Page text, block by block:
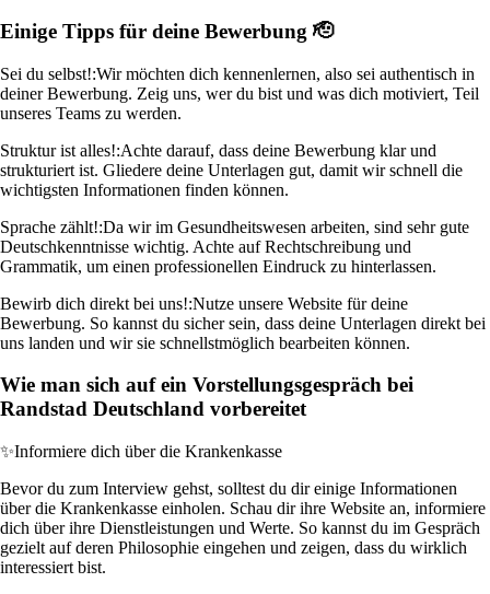
Einige Tipps für deine Bewerbung 🫡
Sei du selbst!:Wir möchten dich kennenlernen, also sei authentisch in
deiner Bewerbung. Zeig uns, wer du bist und was dich motiviert, Teil
unseres Teams zu werden.
Struktur ist alles!:Achte darauf, dass deine Bewerbung klar und
strukturiert ist. Gliedere deine Unterlagen gut, damit wir schnell die
wichtigsten Informationen finden können.
Sprache zählt!:Da wir im Gesundheitswesen arbeiten, sind sehr gute
Deutschkenntnisse wichtig. Achte auf Rechtschreibung und
Grammatik, um einen professionellen Eindruck zu hinterlassen.
Bewirb dich direkt bei uns!:Nutze unsere Website für deine
Bewerbung. So kannst du sicher sein, dass deine Unterlagen direkt bei
uns landen und wir sie schnellstmöglich bearbeiten können.
Wie man sich auf ein Vorstellungsgespräch bei
Randstad Deutschland vorbereitet
✨Informiere dich über die Krankenkasse
Bevor du zum Interview gehst, solltest du dir einige Informationen
über die Krankenkasse einholen. Schau dir ihre Website an, informiere
dich über ihre Dienstleistungen und Werte. So kannst du im Gespräch
gezielt auf deren Philosophie eingehen und zeigen, dass du wirklich
interessiert bist.